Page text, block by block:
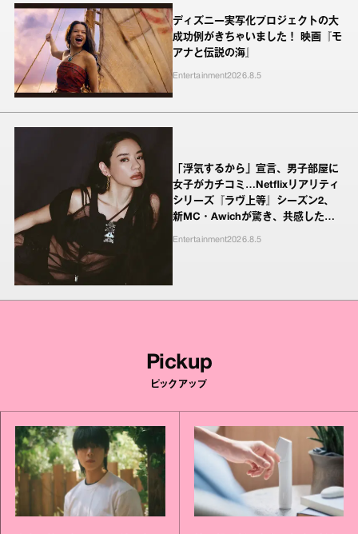
ディズニー実写化プロジェクトの大
成功例がきちゃいました！ 映画『モ
アナと伝説の海』
Entertainment2026.8.5
「浮気するから」宣言、男子部屋に
女子がカチコミ…Netflixリアリティ
シリーズ『ラヴ上等』シーズン2、
新MC・Awichが驚き、共感したヤ
Entertainment2026.8.5
Pickup
ピックアップ